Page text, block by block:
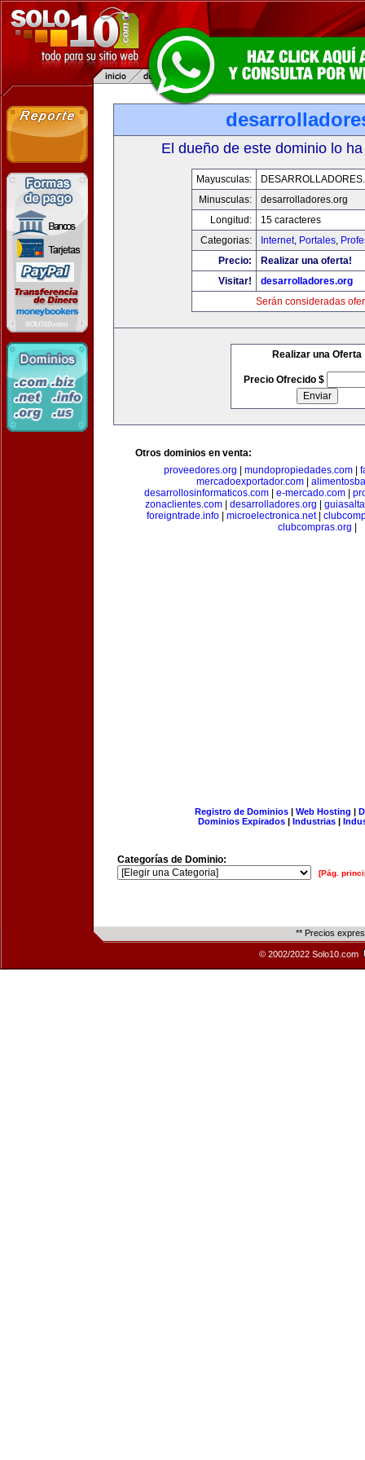
El dueño de este dominio lo
Mayusculas:
Minusculas:
desarrolladores.org
Longitud:
15 caracteres
Categorias:
Internet, Portales,
Precio:
Realizar una oferta!
Visitar!
desarrolladores.org
Serán consideradas
Realizar una Oferta
Precio Ofrecido $
Otros dominios en venta:
proveedores.org
mundopropiedades.com|
mercadoexportador.com|
desarrollosinformaticos.com| e-mercado.com|
zonaclientes.com| desarrolladores.org
foreigntrade.info
microelectronica.net|
clubcompras.org
Registro de Dominios| Web Hosting |
Dominios Expirados | Industrias |
Categorías de Dominio:
[Pág.
** Precios
© 2002/2022 Solo10.com